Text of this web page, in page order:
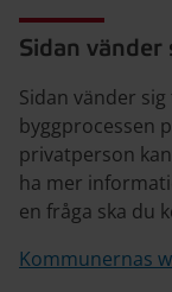
Sidan vänder
Sidan vänder
byggprocessen
privatperson
ha mer
en fråga ska du
Kommunernas